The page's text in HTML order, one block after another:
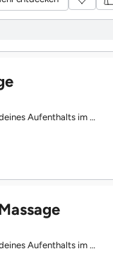
Rigi Kaltbad eine wohltuende...
Samedan eine wohltuende...